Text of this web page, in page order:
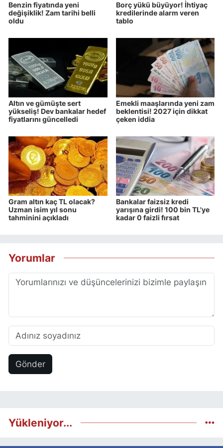
Benzin fiyatında yeni
değişiklik! Zam tarihi belli
oldu
Borç yükü büyüyor! İhtiyaç
kredilerinde alarm veren
tablo
Altın ve gümüşte sert
yükseliş! Dev bankalar hedef
fiyatlarını güncelledi
Emekli maaşlarında yeni zam
beklentisi! 2027 için dikkat
çeken iddia
Gram altın kaç TL olacak?
Uzman isim yıl sonu
tahminini açıkladı
Bankalar faizsiz kredi
yarışına girdi! 100 bin TL'ye
kadar 0 faizli fırsat
Yorumlar
Gönder
Yükleniyor...